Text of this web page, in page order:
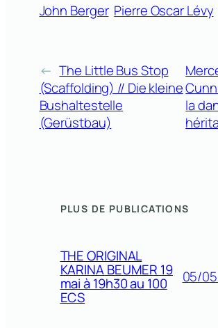
John Berger Pierre Oscar Lévy
← The Little Bus Stop
(Scaffolding) // Die kleine
Bushaltestelle
(Gerüstbau)
la
PLUS DE PUBLICATIONS
THE ORIGINAL
KARINA BEUMER 19
mai à 19h30 au 100
ECS
05/